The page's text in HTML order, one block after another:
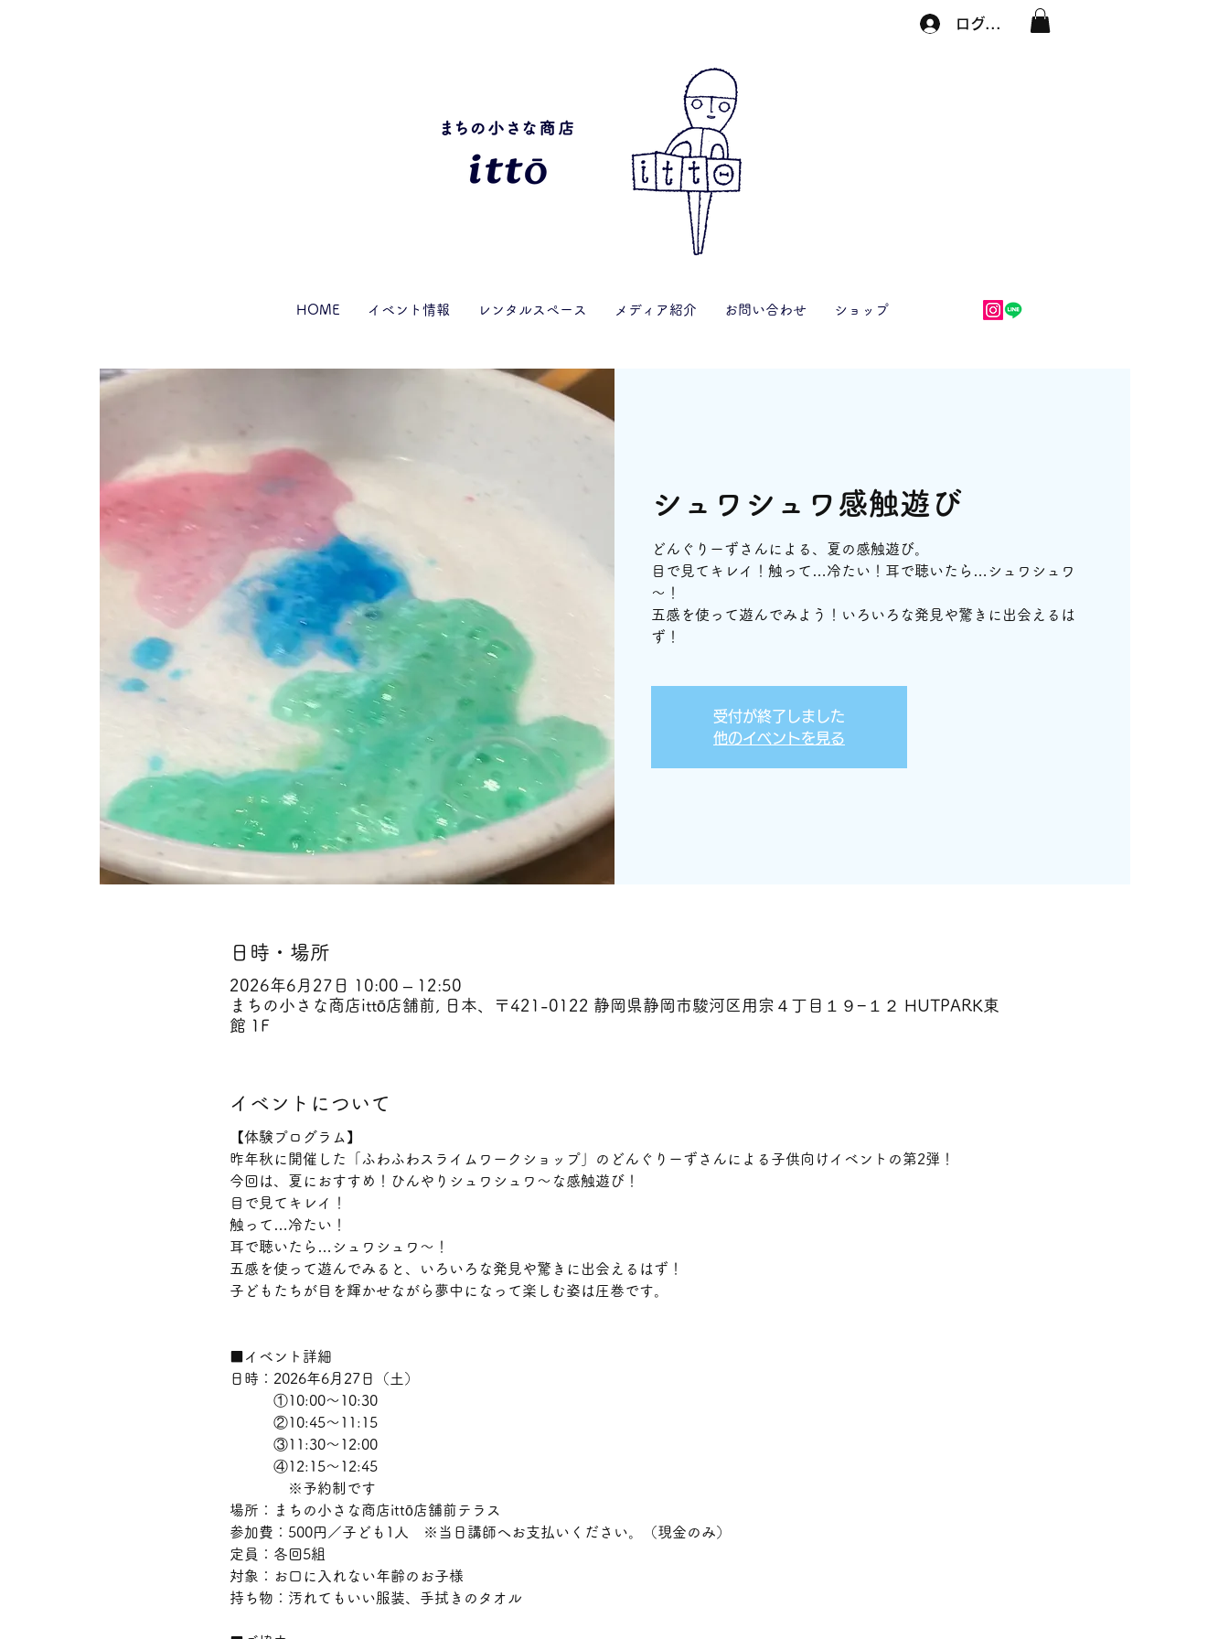
ログイン
HOME イベント情報 レンタルスペース メディア紹介 お問い合わせ ショップ
シュワシュワ感触遊び
どんぐりーずさんによる、夏の感触遊び。
目で見てキレイ！触って…冷たい！耳で聴いたら…シュワシュワ
～！
五感を使って遊んでみよう！いろいろな発見や驚きに出会えるは
ず！
受付が終了しました
他のイベントを見る
日時・場所
2026年6月27日 10:00 – 12:50
まちの小さな商店ittō店舗前, 日本、〒421-0122 静岡県静岡市駿河区用宗４丁目１９−１２ HUTPARK東
館 1F
イベントについて
【体験プログラム】
昨年秋に開催した「ふわふわスライムワークショップ」のどんぐりーずさんによる子供向けイベントの第2弾！
今回は、夏におすすめ！ひんやりシュワシュワ～な感触遊び！
目で見てキレイ！
触って…冷たい！
耳で聴いたら…シュワシュワ～！
五感を使って遊んでみると、いろいろな発見や驚きに出会えるはず！
子どもたちが目を輝かせながら夢中になって楽しむ姿は圧巻です。
■イベント詳細
日時：2026年6月27日（土）
①10:00～10:30
②10:45～11:15
③11:30～12:00
④12:15～12:45
※予約制です
場所：まちの小さな商店ittō店舗前テラス
参加費：500円／子ども1人　※当日講師へお支払いください。（現金のみ）
定員：各回5組
対象：お口に入れない年齢のお子様
持ち物：汚れてもいい服装、手拭きのタオル